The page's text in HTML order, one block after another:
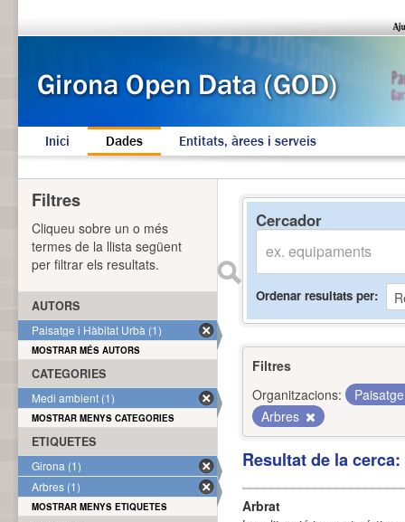
Inici Dades Entitats, àrees i serveis
Cercador
Ordenar resultats per
Filtres
Organitzacions:
Arbres
Resultat de la
Arbrat
Filtres
Cliqueu sobre un o més
termes de la llista següent
per filtrar els resultats.
AUTORS
Paisatge i Hàbitat Urbà (1)
MOSTRAR MÉS AUTORS
CATEGORIES
Medi ambient (1)
MOSTRAR MENYS CATEGORIES
ETIQUETES
Girona (1)
Arbres (1)
MOSTRAR MENYS ETIQUETES